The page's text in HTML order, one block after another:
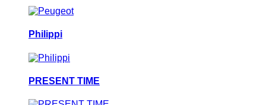
Philippi
PRESENT TIME